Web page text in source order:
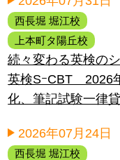
西長堀 堀江校
上本町タ陽丘校
続々変わる英検の
英検SｰCBT 2026
化、筆記試験一律
2026年07月24日
西長堀 堀江校